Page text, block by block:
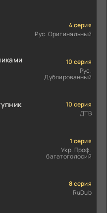
4 серия
Рус. Оригинальный
10 серия
Рус.
Дублированный
10 серия
ДТВ
1 серия
Укр. Проф.
багатоголосий
8 серия
RuDub